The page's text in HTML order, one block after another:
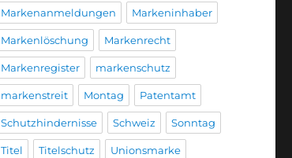
Markenanmeldungen Markeninhaber
Markenlöschung Markenrecht
Markenregister markenschutz
markenstreit Montag Patentamt
Schutzhindernisse Schweiz Sonntag
Titel Titelschutz Unionsmarke